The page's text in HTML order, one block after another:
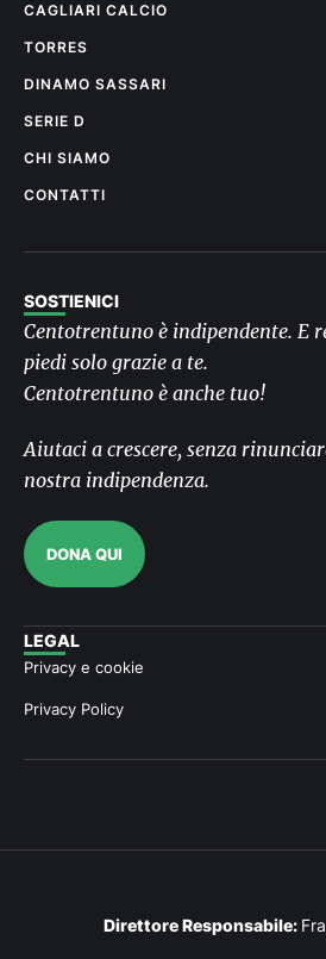
CAGLIARI CALCIO
TORRES
DINAMO SASSARI
SERIE D
CHI SIAMO
CONTATTI
SOSTIENICI
Centotrentuno è indipendente. E
piedi solo grazie a te.
Centotrentuno è anche tuo!
Aiutaci a crescere, senza
nostra indipendenza.
DONA QUI
LEGAL
Privacy e cookie
Privacy Policy
Direttore Responsabile: